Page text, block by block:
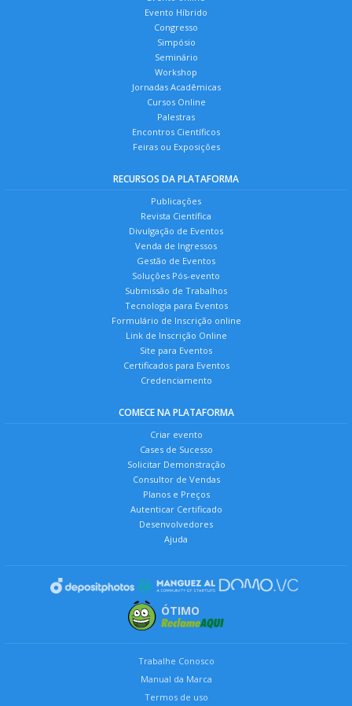
Evento Híbrido
Congresso
Simpósio
Seminário
Workshop
Jornadas Acadêmicas
Cursos Online
Palestras
Encontros Científicos
Feiras ou Exposições
RECURSOS DA PLATAFORMA
Publicações
Revista Científica
Divulgação de Eventos
Venda de Ingressos
Gestão de Eventos
Soluções Pós-evento
Submissão de Trabalhos
Tecnologia para Eventos
Formulário de Inscrição online
Link de Inscrição Online
Site para Eventos
Certificados para Eventos
Credenciamento
COMECE NA PLATAFORMA
Criar evento
Cases de Sucesso
Solicitar Demonstração
Consultor de Vendas
Planos e Preços
Autenticar Certificado
Desenvolvedores
Ajuda
ÓTIMO
Trabalhe Conosco
Manual da Marca
Termos de uso